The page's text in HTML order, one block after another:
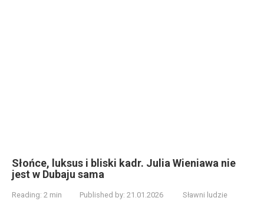
Słońce, luksus i bliski kadr. Julia Wieniawa nie
jest w Dubaju sama
Reading: 2 min Published by: 21.01.2026
Sławni ludzie